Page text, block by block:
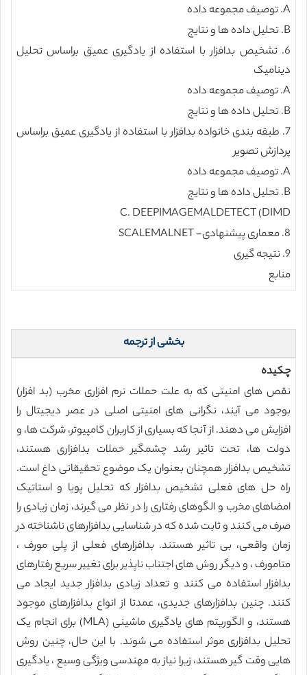
A. توصیف مجموعه داده
B. تحلیل داده ها و نتایج
6. تشخیص بدافزار با استفاده از یادگیری عمیق براساس تحلیل
دینامیک
A. توصیف مجموعه داده
B. تحلیل داده ها و نتایج
7. طبقه بندی خانواده بدافزار با استفاده از یادگیری عمیق براساس
پردازش تصویر
A. توصیف مجموعه داده
B. تحلیل داده ها و نتایج
C. DEEPIMAGEMALDETECT (DIMD
8. معماری پیشنهادی- SCALEMALNET
9. نتیجه گیری
منابع
بخشی از ترجمه
چکیده
نقص های امنیتی که به علت حملات نرم افزاری مخرب (بد افزار)
بوجود می آیند، نگرانی های امنیتی اصلی در عصر دیجیتال را
افزایش می دهند. از آنجا که بسیاری از کاربران کامپیوتر، شرکت ها، و
دولت ها، تحت تاثیر رشد چشمگیر حملات بدافزاری هستند،
تشخیص بدافزار همچنان بعنوان یک موضوع تحقیقاتی داغ است.
راه حل های فعلی تشخیص بدافزار که تحلیل پویا و استاتیک
امضاهای مخرب و الگوهای رفتاری را در نظر می گیرند، زمان زیادی را
صرف می کنند و ثابت شده که در شناسایی بدافزارهای ناشناخته در
زمان واقعی، بی تاثیر هستند. بدافزارهای فعلی از پلی مورف ،
متامورف ، و دیگر روش های اجتناب ناپذیر برای تغییر سریع رفتارهای
بدافزار استفاده می کنند و تعداد زیادی بدافزار جدید ایجاد می
کنند. چنین بدافزارهای جدیدی، عمدتا از انواع بدافزارهای موجود
هستند، و الگوریتم های یادگیری ماشینی (MLA) برای انجام یک
تحلیل بدافزاری موثر استفاده می شوند. با این حال، چنین روش
هایی وقت گیر هستند، زیرا نیاز به مهندسی ویژگی وسیع ، یادگیری